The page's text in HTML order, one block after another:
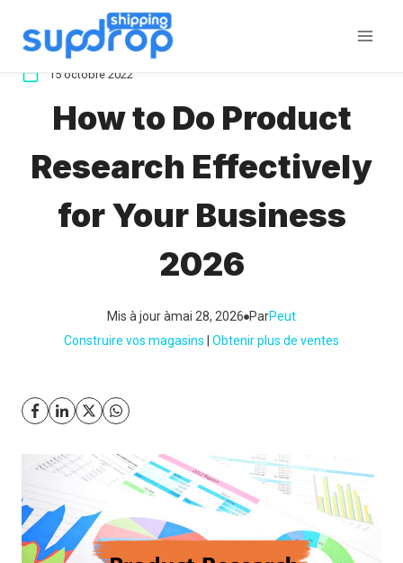
15 octobre 2022
How to Do Product
Research Effectively
for Your Business
2026
Mis à jour àmai 28, 2026 ParPeut
Construire vos magasins
Obtenir plus de ventes